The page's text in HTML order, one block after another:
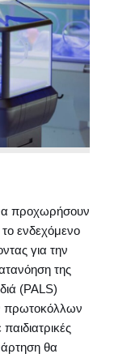
προχωρήσουν
ενδεχόμενο
για την
της
(PALS)
πρωτοκόλλων
θα